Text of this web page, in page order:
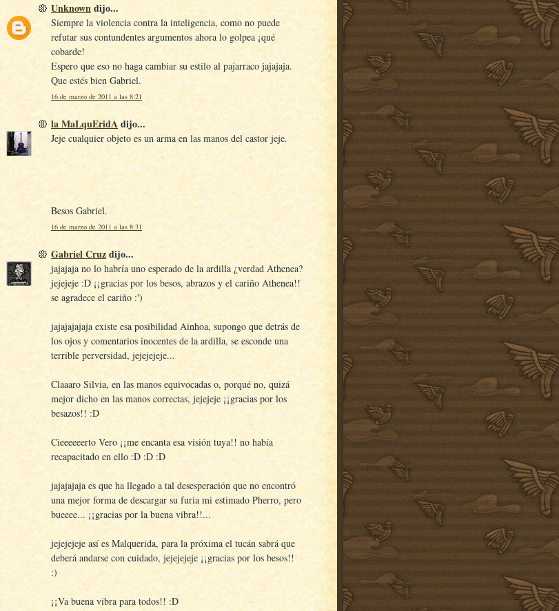
Unknowndijo...
Siempre la violencia contra la inteligencia, como no puede
refutar sus contundentes argumentos ahora lo golpea ¡qué
cobarde!
Espero que eso no haga cambiar su estilo al pajarraco jajajaja.
Que estés bien Gabriel.
16 de marzo de 2011 a las 8:21
la MaLquEridAdijo...
Jeje cualquier objeto es un arma en las manos del castor jeje.
Besos Gabriel.
16 de marzo de 2011 a las 8:31
Gabriel Cruzdijo...
jajajaja no lo habría uno esperado de la ardilla ¿verdad Athenea?
jejejeje :D ¡¡gracias por los besos, abrazos y el cariño Athenea!!
se agradece el cariño :')
jajajajajaja existe esa posibilidad Ainhoa, supongo que detrás de
los ojos y comentarios inocentes de la ardilla, se esconde una
terrible perversidad, jejejejeje...
Claaaro Silvia, en las manos equivocadas o, porqué no, quizá
mejor dicho en las manos correctas, jejejeje ¡¡gracias por los
besazos!! :D
Cieeeeeerto Vero ¡¡me encanta esa visión tuya!! no había
recapacitado en ello :D :D :D
jajajajaja es que ha llegado a tal desesperación que no encontró
una mejor forma de descargar su furia mi estimado Pherro, pero
bueeee... ¡¡gracias por la buena vibra!!...
jejejejeje así es Malquerida, para la próxima el tucán sabrá que
deberá andarse con cuidado, jejejejeje ¡¡gracias por los besos!!
:)
¡¡Va buena vibra para todos!! :D